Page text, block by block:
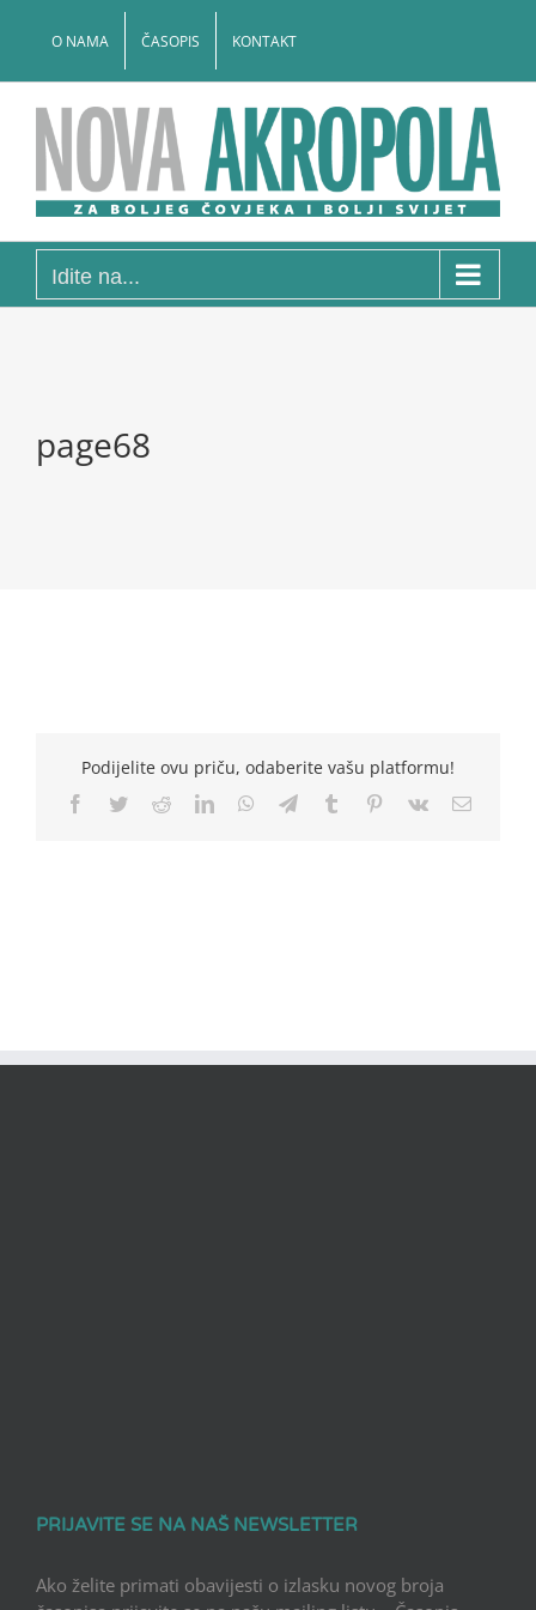
O NAMA ČASOPIS KONTAKT
Idite na...
page68
Podijelite ovu priču, odaberite vašu platformu!
Facebook
TwitterRedditLinkedInWhatsApp
TelegramTumblr Pinterest
Vk Email
PRIJAVITE SE NA NAŠ NEWSLETTER
Ako želite primati obavijesti o izlasku novog broja